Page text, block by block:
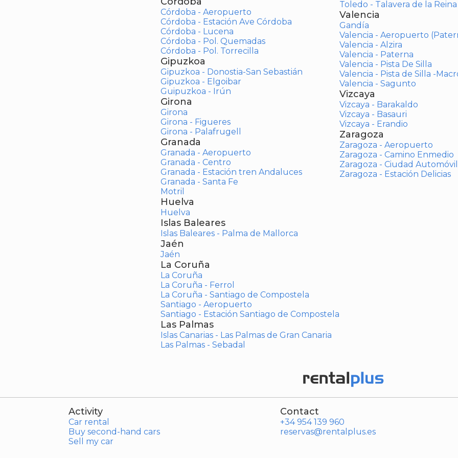
Córdoba - Aeropuerto
Córdoba - Estación Ave Córdoba
Córdoba - Lucena
Córdoba - Pol. Quemadas
Córdoba - Pol. Torrecilla
Gipuzkoa
Gipuzkoa - Donostia-San Sebastián
Gipuzkoa - Elgoibar
Guipuzkoa - Irún
Girona
Girona
Girona - Figueres
Girona - Palafrugell
Granada
Granada - Aeropuerto
Granada - Centro
Granada - Estación tren Andaluces
Granada - Santa Fe
Motril
Huelva
Huelva
Islas Baleares
Islas Baleares - Palma de Mallorca
Jaén
Jaén
La Coruña
La Coruña
La Coruña - Ferrol
La Coruña - Santiago de Compostela
Santiago - Aeropuerto
Santiago - Estación Santiago de Compostela
Las Palmas
Islas Canarias - Las Palmas de Gran Canaria
Las Palmas - Sebadal
Toledo - Talavera de la Reina
Valencia
Gandía
Valencia - Aeropuerto
Valencia - Alzira
Valencia - Paterna
Valencia - Pista De Silla
Valencia - Pista de Silla -
Valencia - Sagunto
Vizcaya
Vizcaya - Barakaldo
Vizcaya - Basauri
Vizcaya - Erandio
Zaragoza
Zaragoza - Aeropuerto
Zaragoza - Camino Enmedio
Zaragoza - Ciudad Automóvil
Zaragoza - Estación Delicias
Activity
Car rental
Buy second-hand cars
Sell my car
Contact
+34 954 139 960
reservas@rentalplus.es